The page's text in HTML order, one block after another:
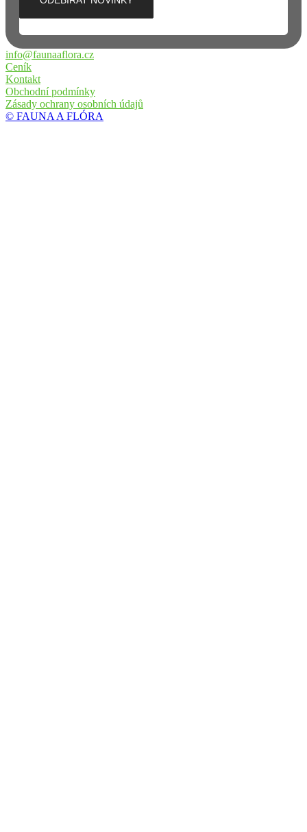
info@faunaaflora.cz
Ceník
Kontakt
Obchodní podmínky
Zásady ochrany osobních údajů
© FAUNA A FLÓRA